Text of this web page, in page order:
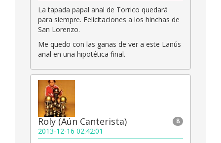
La tapada papal anal de Torrico quedará
para siempre. Felicitaciones a los hinchas de
San Lorenzo.
Me quedo con las ganas de ver a este Lanús
anal en una hipotética final.
8
Roly (Aún Canterista)
2013-12-16 02:42:01